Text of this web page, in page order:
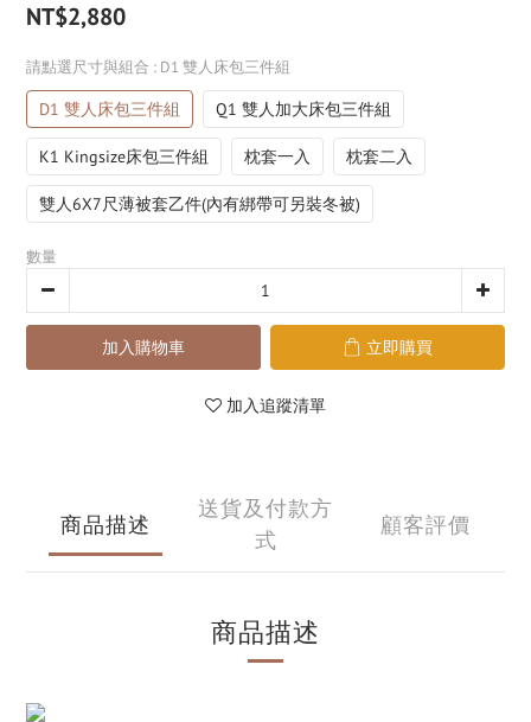
NT$2,880
請點選尺寸與組合 : D1 雙人床包三件組
D1 雙人床包三件組 Q1 雙人加大床包三件組
K1 Kingsize床包三件組 枕套一入 枕套二入
雙人6X7尺薄被套乙件(內有綁帶可另裝冬被)
數量
加入購物車 立即購買
加入追蹤清單
商品描述
送貨及付款方
式
顧客評價
商品描述